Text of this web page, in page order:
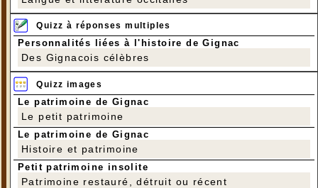
Quizz à réponses multiples
Personnalités liées à l'histoire de Gignac
Des Gignacois célèbres
Quizz images
Le patrimoine de Gignac
Le petit patrimoine
Le patrimoine de Gignac
Histoire et patrimoine
Petit patrimoine insolite
Patrimoine restauré, détruit ou récent